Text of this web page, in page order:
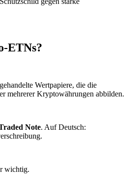
ETNs?
Wertpapiere, die die
mehrerer Kryptowährungen abbilden.
Note. Auf Deutsch:
wichtig.